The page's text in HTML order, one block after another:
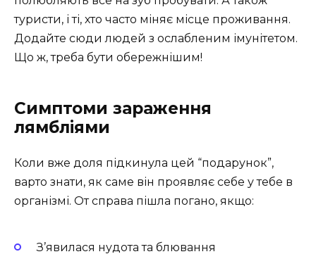
туристи, і ті, хто часто міняє місце проживання.
Додайте сюди людей з ослабленим імунітетом.
Що ж, треба бути обережнішим!
Симптоми зараження
лямбліями
Коли вже доля підкинула цей “подарунок”,
варто знати, як саме він проявляє себе у тебе в
організмі. От справа пішла погано, якщо:
З’явилася нудота та блювання